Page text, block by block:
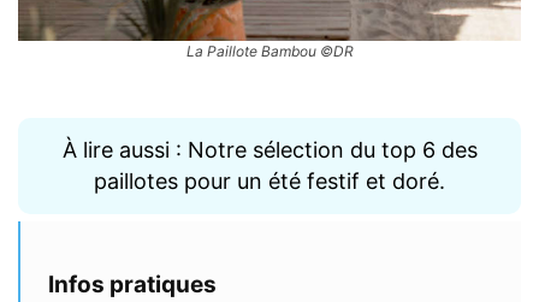
La Paillote Bambou ©DR
À lire aussi : Notre sélection du top 6 des
paillotes pour un été festif et doré.
Infos pratiques